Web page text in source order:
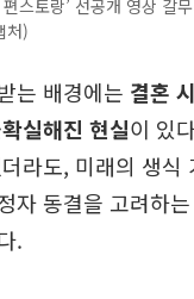
스토랑’ 선공개 영상 갈
처)
는 배경에는 결혼
실해진 현실이 있
라도, 미래의 생식
자 동결을 고려하
.